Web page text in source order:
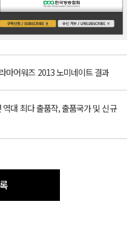
마어워즈 2013 노미네이트 결과
대 최다 출품작, 출품국가 및 신규